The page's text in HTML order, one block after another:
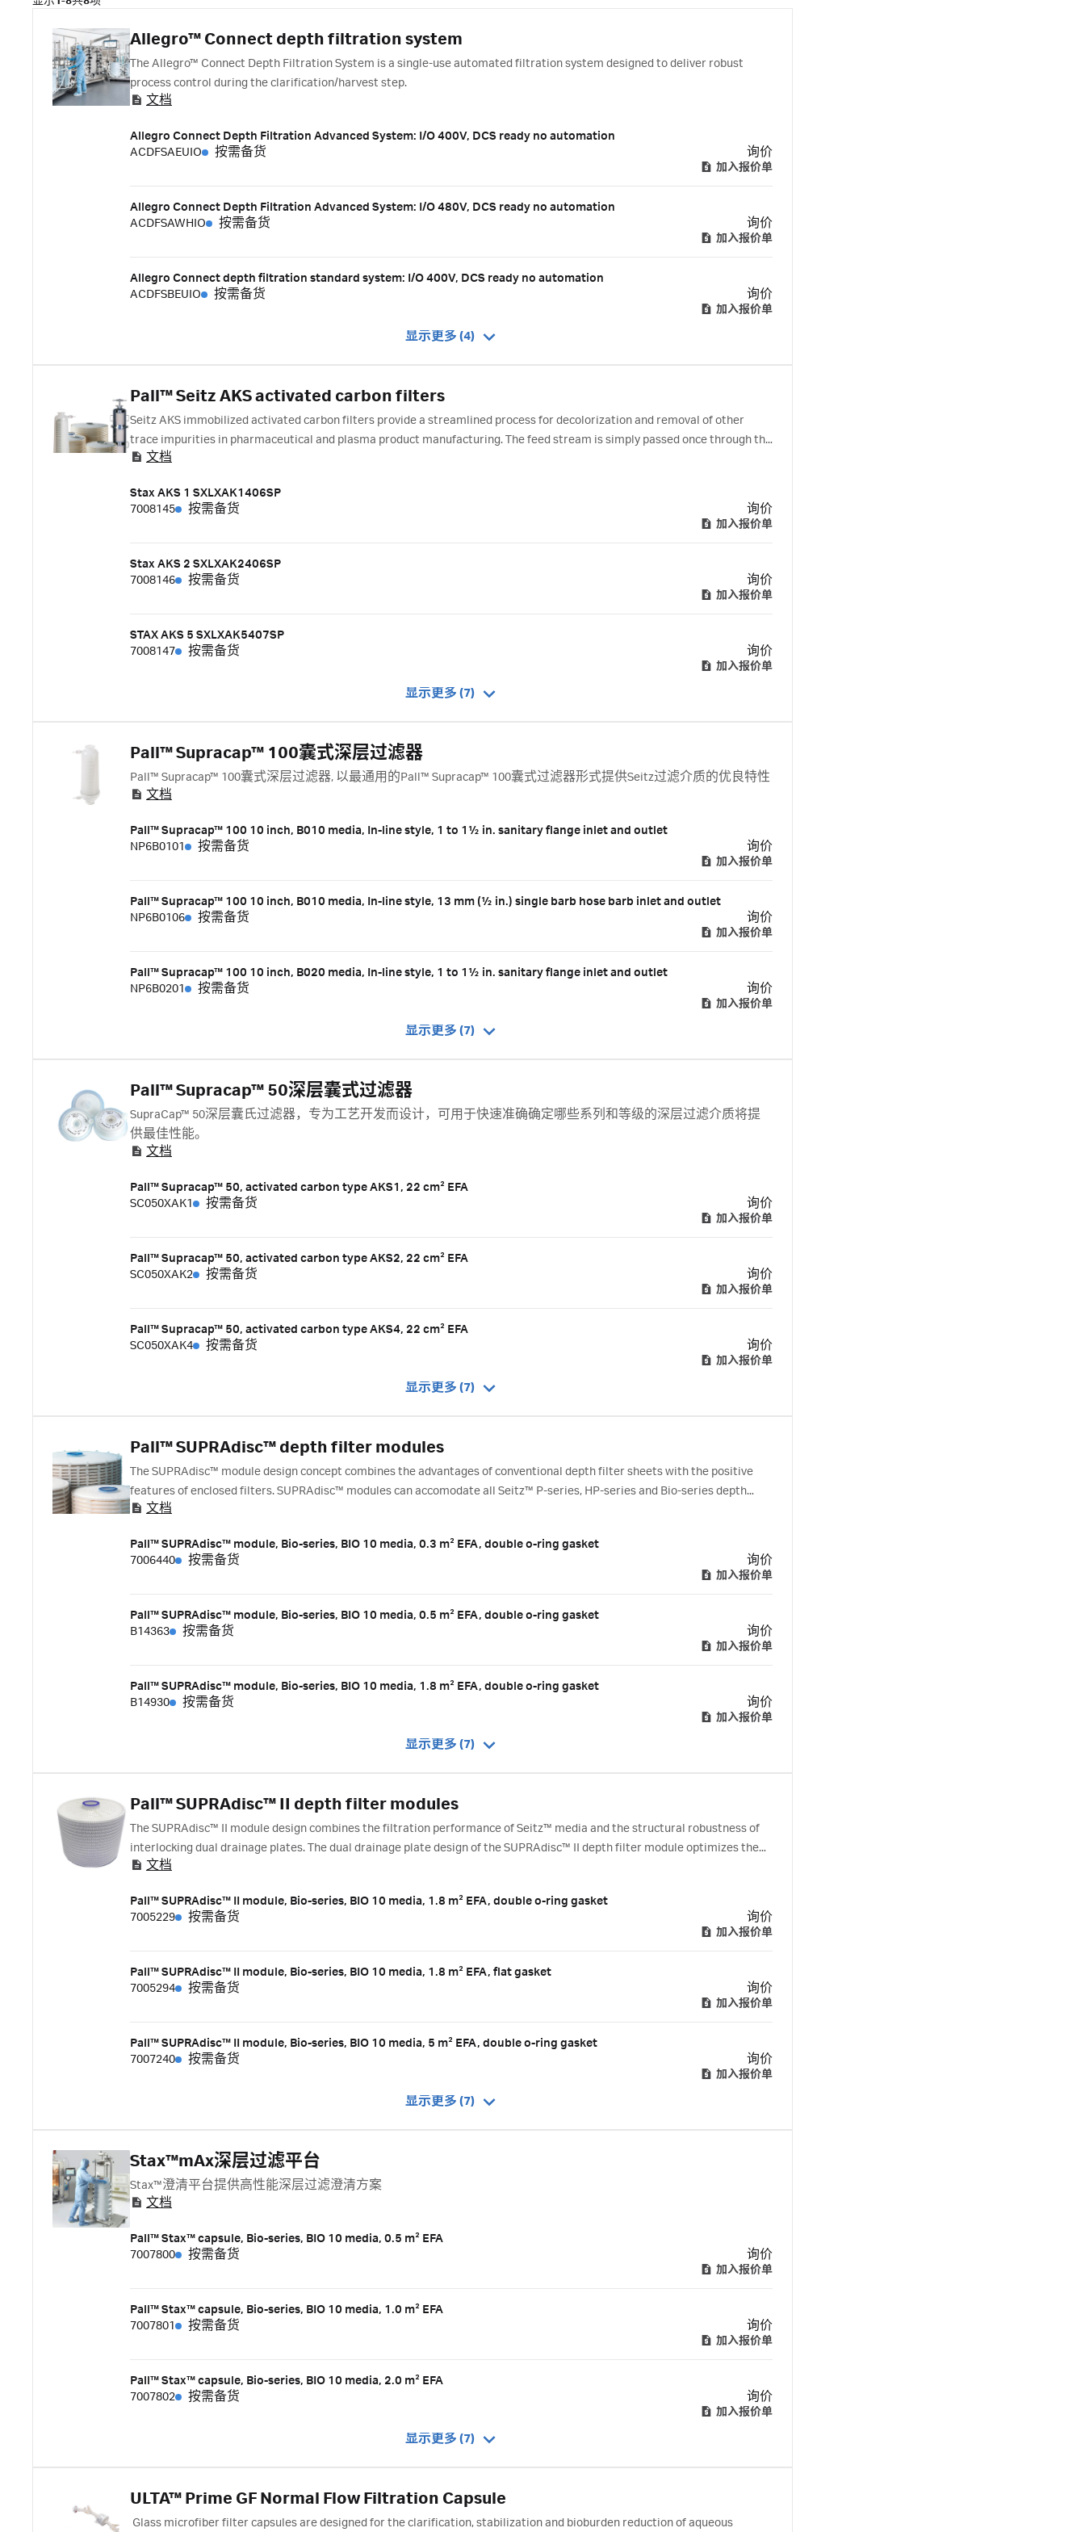
Allegro™ Connect depth filtration system
The Allegro™ Connect Depth Filtration System is a single-use automated filtration system designed to deliver robust
process control during the clarification/harvest step.
文档
Allegro Connect Depth Filtration Advanced System: I/O 400V, DCS ready no automation
ACDFSAEUIO
按需备货 询价
加入报价单
Allegro Connect Depth Filtration Advanced System: I/O 480V, DCS ready no automation
ACDFSAWHIO
按需备货 询价
加入报价单
Allegro Connect depth filtration standard system: I/O 400V, DCS ready no automation
ACDFSBEUIO
按需备货 询价
加入报价单
显示更多 (4)
Pall™ Seitz AKS activated carbon filters
Seitz AKS immobilized activated carbon filters provide a streamlined process for decolorization and removal of other
trace impurities in pharmaceutical and plasma product manufacturing. The feed stream is simply passed once through the
module at an appropriate flow rate to achieve the desired adsorption.
文档
Stax AKS 1 SXLXAK1406SP
7008145
按需备货 询价
加入报价单
Stax AKS 2 SXLXAK2406SP
7008146
按需备货 询价
加入报价单
STAX AKS 5 SXLXAK5407SP
7008147
按需备货 询价
加入报价单
显示更多 (7)
Pall™ Supracap™ 100囊式深层过滤器
Pall™ Supracap™ 100囊式深层过滤器, 以最通用的Pall™ Supracap™ 100囊式过滤器形式提供Seitz过滤介质的优良特性
文档
Pall™ Supracap™ 100 10 inch, B010 media, In-line style, 1 to 1½ in. sanitary flange inlet and outlet
NP6B0101
按需备货 询价
加入报价单
Pall™ Supracap™ 100 10 inch, B010 media, In-line style, 13 mm (½ in.) single barb hose barb inlet and outlet
NP6B0106
按需备货 询价
加入报价单
Pall™ Supracap™ 100 10 inch, B020 media, In-line style, 1 to 1½ in. sanitary flange inlet and outlet
NP6B0201
按需备货 询价
加入报价单
显示更多 (7)
Pall™ Supracap™ 50深层囊式过滤器
SupraCap™ 50深层囊氏过滤器，专为工艺开发而设计，可用于快速准确确定哪些系列和等级的深层过滤介质将提
供最佳性能。
文档
Pall™ Supracap™ 50, activated carbon type AKS1, 22 cm² EFA
SC050XAK1
按需备货 询价
加入报价单
Pall™ Supracap™ 50, activated carbon type AKS2, 22 cm² EFA
SC050XAK2
按需备货 询价
加入报价单
Pall™ Supracap™ 50, activated carbon type AKS4, 22 cm² EFA
SC050XAK4
按需备货 询价
加入报价单
显示更多 (7)
Pall™ SUPRAdisc™ depth filter modules
The SUPRAdisc™ module design concept combines the advantages of conventional depth filter sheets with the positive
features of enclosed filters. SUPRAdisc™ modules can accomodate all Seitz™ P-series, HP-series and Bio-series depth
filter media types.
文档
Pall™ SUPRAdisc™ module, Bio-series, BIO 10 media, 0.3 m² EFA, double o-ring gasket
7006440
按需备货 询价
加入报价单
Pall™ SUPRAdisc™ module, Bio-series, BIO 10 media, 0.5 m² EFA, double o-ring gasket
B14363
按需备货 询价
加入报价单
Pall™ SUPRAdisc™ module, Bio-series, BIO 10 media, 1.8 m² EFA, double o-ring gasket
B14930
按需备货 询价
加入报价单
显示更多 (7)
Pall™ SUPRAdisc™ II depth filter modules
The SUPRAdisc™ II module design combines the filtration performance of Seitz™ media and the structural robustness of
interlocking dual drainage plates. The dual drainage plate design of the SUPRAdisc™ II depth filter module optimizes the
flow distribution by providing unobstructed process flow.
文档
Pall™ SUPRAdisc™ II module, Bio-series, BIO 10 media, 1.8 m² EFA, double o-ring gasket
7005229
按需备货 询价
加入报价单
Pall™ SUPRAdisc™ II module, Bio-series, BIO 10 media, 1.8 m² EFA, flat gasket
7005294
按需备货 询价
加入报价单
Pall™ SUPRAdisc™ II module, Bio-series, BIO 10 media, 5 m² EFA, double o-ring gasket
7007240
按需备货 询价
加入报价单
显示更多 (7)
Stax™mAx深层过滤平台
Stax™澄清平台提供高性能深层过滤澄清方案
文档
Pall™ Stax™ capsule, Bio-series, BIO 10 media, 0.5 m² EFA
7007800
按需备货 询价
加入报价单
Pall™ Stax™ capsule, Bio-series, BIO 10 media, 1.0 m² EFA
7007801
按需备货 询价
加入报价单
Pall™ Stax™ capsule, Bio-series, BIO 10 media, 2.0 m² EFA
7007802
按需备货 询价
加入报价单
显示更多 (7)
ULTA™ Prime GF Normal Flow Filtration Capsule
Glass microfiber filter capsules are designed for the clarification, stabilization and bioburden reduction of aqueous